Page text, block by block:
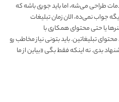
طراحی می‌شه، اما باید جوری باشه که
جواب نمی‌ده، الان زمان تبلیغات
یا حتی محتوای همکاری با
تبلیغاتین. باید بتونی نیاز مخاطب رو
بدی. نه اینکه فقط بگی «بیاین از ما